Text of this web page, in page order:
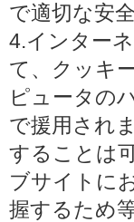
で適切な安
4.インター
て、クッキ
ピュータの
で援用され
することは
ブサイトに
握するため